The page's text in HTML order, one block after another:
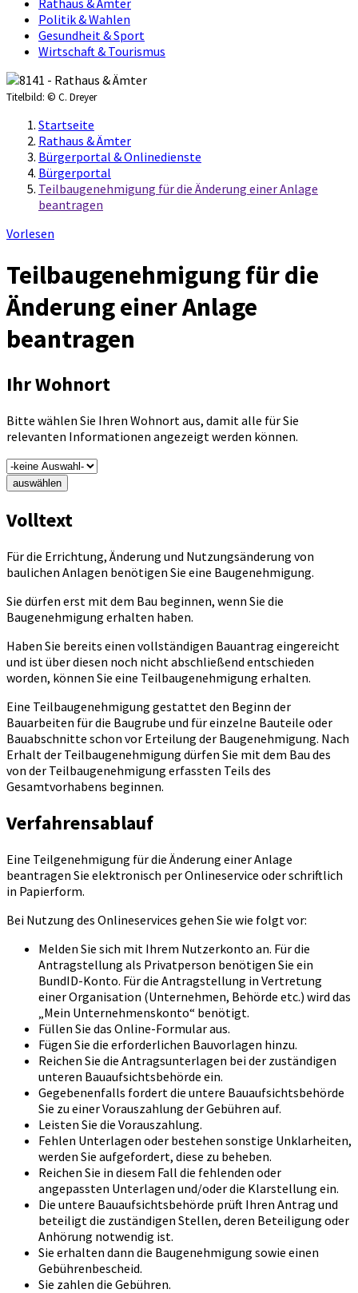
Rathaus & Ämter
Politik & Wahlen
Gesundheit & Sport
Wirtschaft & Tourismus
Titelbild: © C. Dreyer
Startseite
Rathaus & Ämter
Bürgerportal & Onlinedienste
Bürgerportal
Teilbaugenehmigung für die Änderung einer Anlage
beantragen
Vorlesen
Teilbaugenehmigung für die
Änderung einer Anlage
beantragen
Ihr Wohnort
Bitte wählen Sie Ihren Wohnort aus, damit alle für Sie
relevanten Informationen angezeigt werden können.
auswählen
Volltext
Für die Errichtung, Änderung und Nutzungsänderung von
baulichen Anlagen benötigen Sie eine Baugenehmigung.
Sie dürfen erst mit dem Bau beginnen, wenn Sie die
Baugenehmigung erhalten haben.
Haben Sie bereits einen vollständigen Bauantrag eingereicht
und ist über diesen noch nicht abschließend entschieden
worden, können Sie eine Teilbaugenehmigung erhalten.
Eine Teilbaugenehmigung gestattet den Beginn der
Bauarbeiten für die Baugrube und für einzelne Bauteile oder
Bauabschnitte schon vor Erteilung der Baugenehmigung. Nach
Erhalt der Teilbaugenehmigung dürfen Sie mit dem Bau des
von der Teilbaugenehmigung erfassten Teils des
Gesamtvorhabens beginnen.
Verfahrensablauf
Eine Teilgenehmigung für die Änderung einer Anlage
beantragen Sie elektronisch per Onlineservice oder schriftlich
in Papierform.
Bei Nutzung des Onlineservices gehen Sie wie folgt vor:
Melden Sie sich mit Ihrem Nutzerkonto an. Für die
Antragstellung als Privatperson benötigen Sie ein
BundID-Konto. Für die Antragstellung in Vertretung
einer Organisation (Unternehmen, Behörde etc.) wird das
„Mein Unternehmenskonto“ benötigt.
Füllen Sie das Online-Formular aus.
Fügen Sie die erforderlichen Bauvorlagen hinzu.
Reichen Sie die Antragsunterlagen bei der zuständigen
unteren Bauaufsichtsbehörde ein.
Gegebenenfalls fordert die untere Bauaufsichtsbehörde
Sie zu einer Vorauszahlung der Gebühren auf.
Leisten Sie die Vorauszahlung.
Fehlen Unterlagen oder bestehen sonstige Unklarheiten,
werden Sie aufgefordert, diese zu beheben.
Reichen Sie in diesem Fall die fehlenden oder
angepassten Unterlagen und/oder die Klarstellung ein.
Die untere Bauaufsichtsbehörde prüft Ihren Antrag und
beteiligt die zuständigen Stellen, deren Beteiligung oder
Anhörung notwendig ist.
Sie erhalten dann die Baugenehmigung sowie einen
Gebührenbescheid.
Sie zahlen die Gebühren.